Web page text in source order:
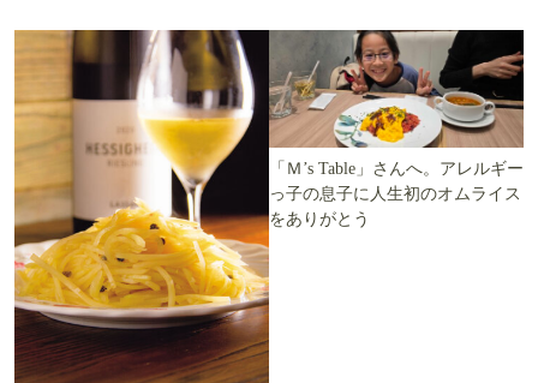
「Ｍ’s Table」さんへ。アレルギー
っ子の息子に人生初のオムライス
をありがとう